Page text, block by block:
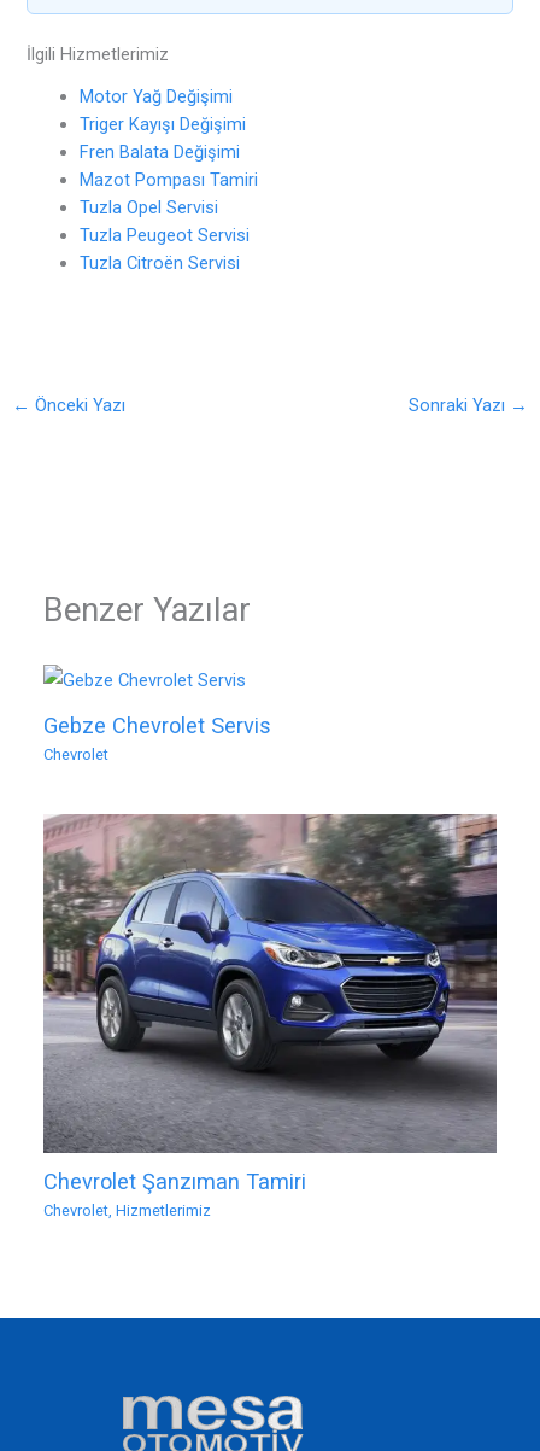
İlgili Hizmetlerimiz
Motor Yağ Değişimi
Triger Kayışı Değişimi
Fren Balata Değişimi
Mazot Pompası Tamiri
Tuzla Opel Servisi
Tuzla Peugeot Servisi
Tuzla Citroën Servisi
← Önceki Yazı Sonraki Yazı →
Benzer Yazılar
Gebze Chevrolet Servis
Chevrolet
Chevrolet Şanzıman Tamiri
Chevrolet,Hizmetlerimiz